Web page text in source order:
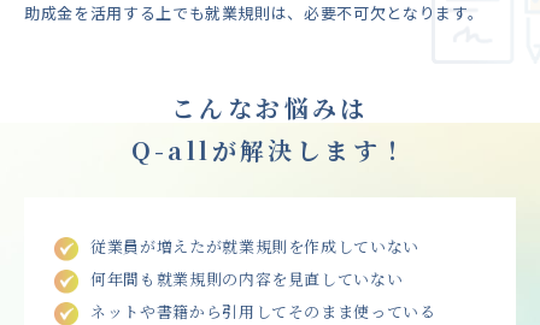
助成金を活用する上でも就業規則は、必要不可欠となります。
こんなお悩みは
Q-allが解決します！
従業員が増えたが就業規則を作成していない
何年間も就業規則の内容を見直していない
ネットや書籍から引用してそのまま使っている